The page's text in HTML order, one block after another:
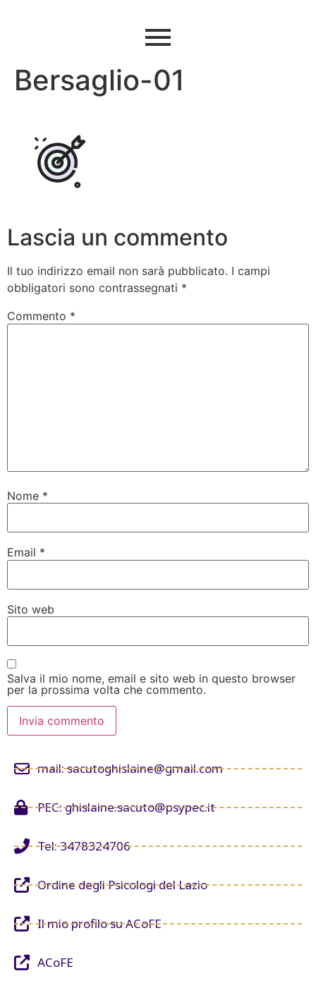
Bersaglio-01
Lascia un commento
Il tuo indirizzo email non sarà pubblicato. I campi
obbligatori sono contrassegnati *
Commento *
Nome *
Email *
Sito web
Salva il mio nome, email e sito web in questo browser
per la prossima volta che commento.
mail: sacutoghislaine@gmail.com
PEC: ghislaine.sacuto@psypec.it
Tel: 3478324706
Ordine degli Psicologi del Lazio
Il mio profilo su ACoFE
ACoFE